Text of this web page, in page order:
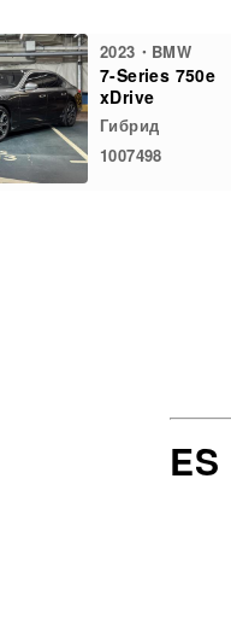
2023・BMW
7-Series 750e
xDrive
Гибрид
1007498
ES